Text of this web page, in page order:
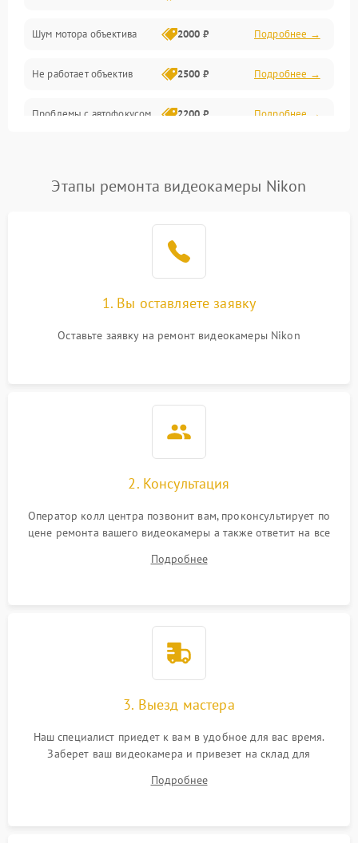
Шум мотора объектива 2000 ₽ Подробнее →
Не работает объектив 2500 ₽ Подробнее →
Проблемы с автофокусом 2200 ₽ Подробнее →
2200 ₽
Не работает стабилизация
2300 ₽ Подробнее →
Этапы ремонта видеокамеры Nikon
1. Вы оставляете заявку
Оставьте заявку на ремонт видеокамеры Nikon
2. Консультация
Оператор колл центра позвонит вам, проконсультирует по
цене ремонта вашего видеокамеры а также ответит на все
Подробнее
3. Выезд мастера
Наш специалист приедет к вам в удобное для вас время.
Заберет ваш видеокамера и привезет на склад для
Подробнее